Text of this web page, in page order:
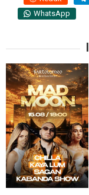
WhatsApp